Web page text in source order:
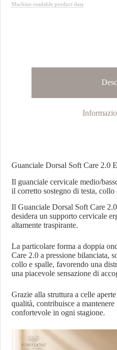
Machine-readable product data
Guanciale Dorsal Soft Care 2.0
Il guanciale cervicale medio/
il corretto sostegno di testa, collo
Il Guanciale Dorsal Soft Care
desidera un supporto cervicale
altamente traspirante.
La particolare forma a doppia
Care 2.0 a pressione bilanciata,
collo e spalle, favorendo una
una piacevole sensazione di
Grazie alla struttura a celle
qualità, contribuisce a
confortevole in ogni stagione.